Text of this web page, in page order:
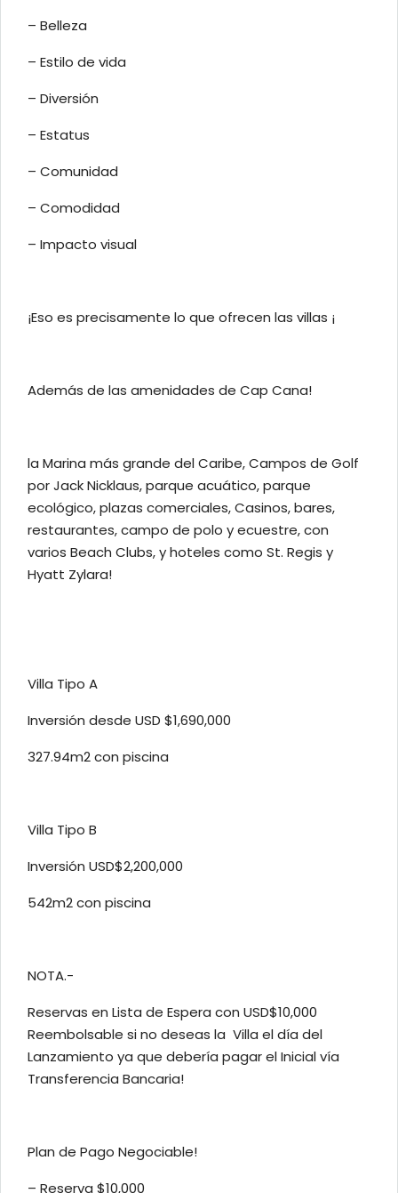
– Belleza
– Estilo de vida
– Diversión
– Estatus
– Comunidad
– Comodidad
– Impacto visual
¡Eso es precisamente lo que ofrecen las villas ¡
Además de las amenidades de Cap Cana!
la Marina más grande del Caribe, Campos de Golf
por Jack Nicklaus, parque acuático, parque
ecológico, plazas comerciales, Casinos, bares,
restaurantes, campo de polo y ecuestre, con
varios Beach Clubs, y hoteles como St. Regis y
Hyatt Zylara!
Villa Tipo A
Inversión desde USD $1,690,000
327.94m2 con piscina
Villa Tipo B
Inversión USD$2,200,000
542m2 con piscina
NOTA.-
Reservas en Lista de Espera con USD$10,000
Reembolsable si no deseas la Villa el día del
Lanzamiento ya que debería pagar el Inicial vía
Transferencia Bancaria!
Plan de Pago Negociable!
– Reserva $10,000